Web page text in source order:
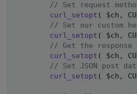
// Set request
curl_setopt ( $ch ,
// Set our custom
curl_setopt ( $ch ,
// Get the
curl_setopt ( $ch ,
// Set JSON post
curl_setopt ( $ch ,